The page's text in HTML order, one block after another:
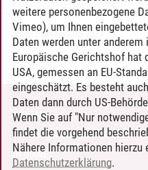
Timo Leder/30.06.2024
KONTAKT
LEUPHANA ALS ARBEITGEBER
INTRANET
weitere personenbezogene
Vimeo), um Ihnen
Daten werden unter
Europäische Gerichtshof hat
USA, gemessen an EU-
eingeschätzt. Es besteht
Daten dann durch US-
Wenn Sie auf "Nur
findet die vorgehend
Nähere Informationen hierzu
Datenschutzerklärung.